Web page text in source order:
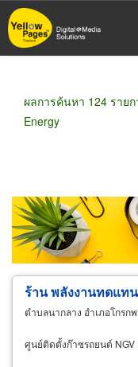
ข้าม
ไป
ผลการค้นหา 124 ราย
Energy
ขายส่ง ขาย
ผู้ส่งออก/นำเข้า
ร้าน พลังงานทดแท
ตำบลนากลาง อำเภอโกรก
ศูนย์ติดตั้งก๊าซรถยนต์ NGV